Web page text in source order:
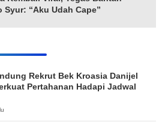
Syur: “Aku Udah Cape”
Rekrut Bek Kroasia Danijel
Pertahanan Hadapi Jadwal